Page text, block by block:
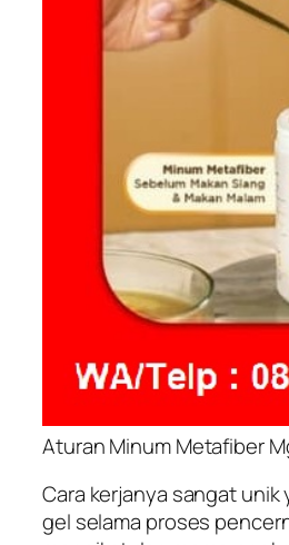
Aturan Minum Metafiber
Cara kerjanya sangat
gel selama proses